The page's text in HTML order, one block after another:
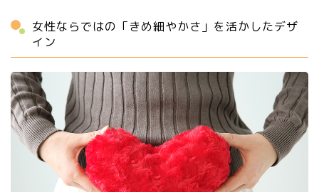
女性ならではの「きめ細やかさ」を活かしたデザ
イン